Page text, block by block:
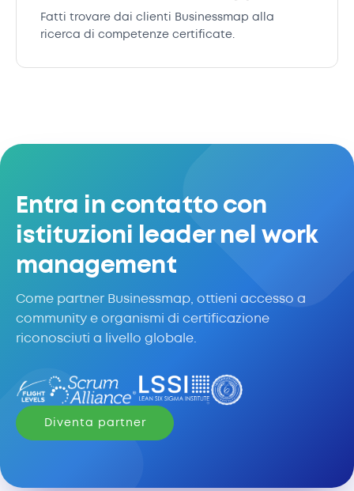
Fatti trovare dai clienti Businessmap alla
ricerca di competenze certificate.
Entra in contatto con
istituzioni leader nel work
management
Come partner Businessmap, ottieni accesso a
community e organismi di certificazione
riconosciuti a livello globale.
Diventa partner